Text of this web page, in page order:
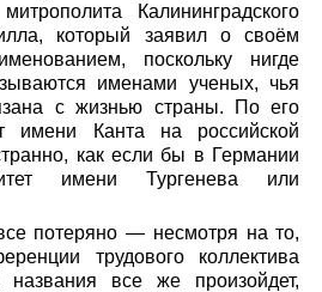
Калининградского
который заявил о своём
поскольку нигде
именами ученых, чья
с жизнью страны. По его
имени Канта на российской
как если бы в Германии
имени Тургенева или
потеряно — несмотря на то,
трудового коллектива
названия все же произойдет,